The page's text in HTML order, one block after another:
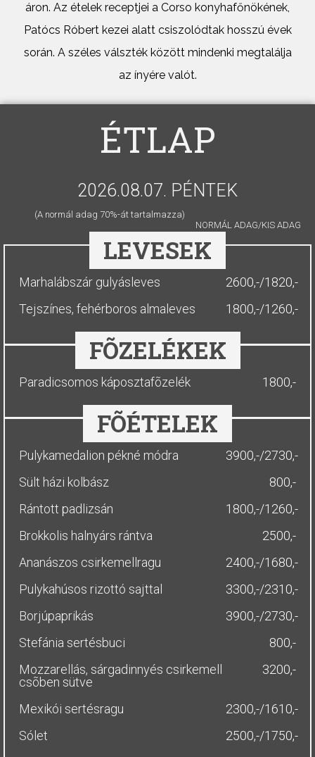
áron. Az ételek receptjei a Corso konyhafőnökének,
Patócs Róbert kezei alatt csiszolódtak hosszú évek
során. A széles válszték között mindenki megtalálja
az ínyére valót.
ÉTLAP
2026.08.07. PÉNTEK
NORMÁL ADAG/KIS ADAG
(A normál adag 70%-át tartalmazza)
LEVESEK
Marhalábszár gulyásleves
2600,-/1820,-
Tejszínes, fehérboros almaleves
1800,-/1260,-
FÕZELÉKEK
Paradicsomos káposztafõzelék 1800,-
FÕÉTELEK
Pulykamedalion pékné módra
3900,-/2730,-
Sült házi kolbász
800,-
Rántott padlizsán
1800,-/1260,-
Brokkolis halnyárs rántva
2500,-
Ananászos csirkemellragu
2400,-/1680,-
Pulykahúsos rizottó sajttal
3300,-/2310,-
Borjúpaprikás
3900,-/2730,-
Stefánia sertésbuci
800,-
Mozzarellás, sárgadinnyés csirkemell
csõben sütve
3200,-
Mexikói sertésragu
2300,-/1610,-
Sólet
2500,-/1750,-